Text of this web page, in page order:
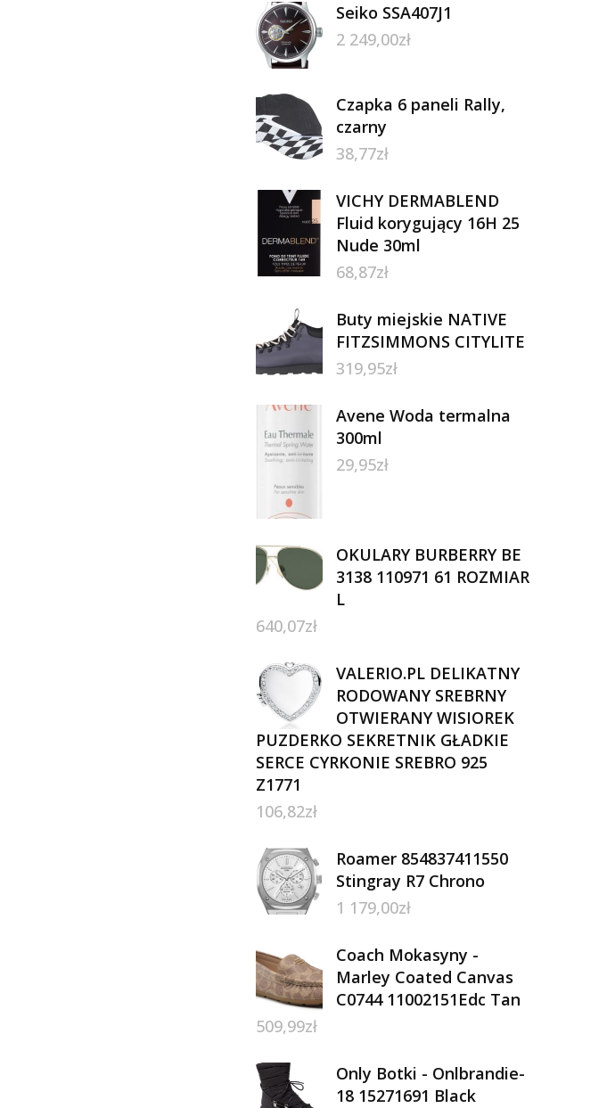
Seiko SSA407J1
2 249,00zł
Czapka 6 paneli Rally,
czarny
38,77zł
VICHY DERMABLEND
Fluid korygujący 16H 25
Nude 30ml
68,87zł
Buty miejskie NATIVE
FITZSIMMONS CITYLITE
319,95zł
Avene Woda termalna
300ml
29,95zł
OKULARY BURBERRY BE
3138 110971 61 ROZMIAR
L
640,07zł
VALERIO.PL DELIKATNY
RODOWANY SREBRNY
OTWIERANY WISIOREK
PUZDERKO SEKRETNIK GŁADKIE
SERCE CYRKONIE SREBRO 925
Z1771
106,82zł
Roamer 854837411550
Stingray R7 Chrono
1 179,00zł
Coach Mokasyny -
Marley Coated Canvas
C0744 11002151Edc Tan
509,99zł
Only Botki - Onlbrandie-
18 15271691 Black